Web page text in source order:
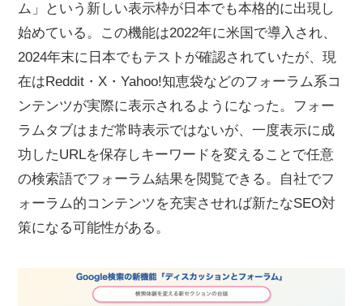
ム」という新しい表示枠が日本でも本格的に出現し
始めている。この機能は2022年に米国で導入され、
2024年末に日本でもテストが確認されていたが、現
在はReddit・X・Yahoo!知恵袋などのフォーラム系コ
ンテンツが実際に表示されるようになった。フォー
ラムタブはまだ常時表示ではないが、一度表示に成
功したURLを保存しキーワードを変えることで任意
の検索語でフォーラム結果を閲覧できる。自社でフ
ォーラム的コンテンツを充実させれば新たなSEO対
策になる可能性がある。